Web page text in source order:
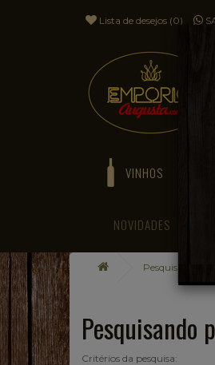
Lista de desejos (0)
VINHOS
NOVIDADES
Pesquisando por
Pesquisando
Critérios da pesquisa: